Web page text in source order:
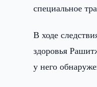
специальное
В ходе
здоровья
у него